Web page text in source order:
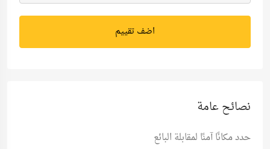
اضف تقييم
نصائح عامة
حدد مكانًا آمنًا لمقابلة البائع